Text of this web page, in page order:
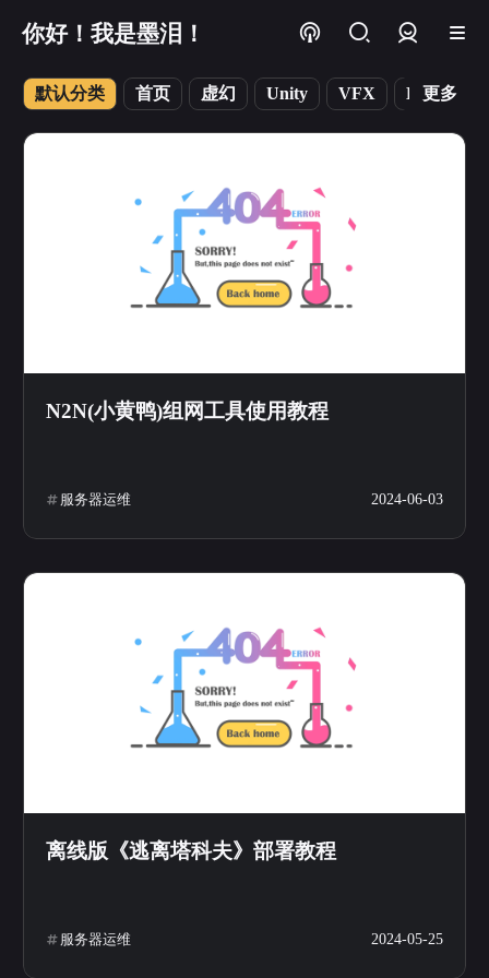
支付宝
你好！我是墨泪！
首页
默认分类 虚幻 Unity VFX Blender
更多
N2N(小黄鸭)组网工具使用教程
服务器运维 2024-06-03
离线版《逃离塔科夫》部署教程
服务器运维 2024-05-25